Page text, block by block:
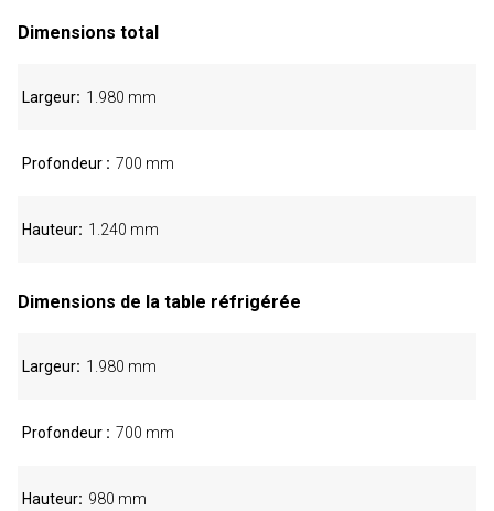
Dimensions total
Largeur 1.980 mm
Profondeur 700 mm
Hauteur 1.240 mm
Dimensions de la table réfrigérée
Largeur 1.980 mm
Profondeur 700 mm
Hauteur 980 mm